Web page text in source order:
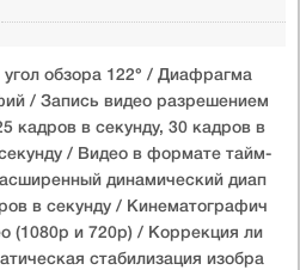
обзора 122° / Диафрагма
/ Запись видео разрешением
кадров в секунду, 30 кадров в
/ Видео в формате тайм-
динамический диап
в секунду / Кинематографич
(1080p и 720p) / Коррекция ли
стабилизация изобра